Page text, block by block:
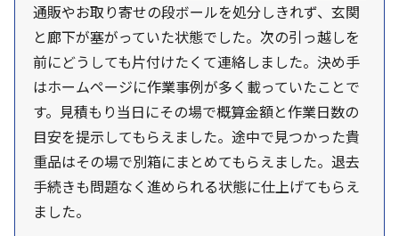
通販やお取り寄せの段ボールを処分しきれず、玄関
と廊下が塞がっていた状態でした。次の引っ越しを
前にどうしても片付けたくて連絡しました。決め手
はホームページに作業事例が多く載っていたことで
す。見積もり当日にその場で概算金額と作業日数の
目安を提示してもらえました。途中で見つかった貴
重品はその場で別箱にまとめてもらえました。退去
手続きも問題なく進められる状態に仕上げてもらえ
ました。